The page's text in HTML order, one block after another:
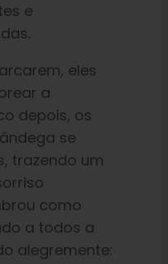
e
eles
a
depois, os
se
trazendo um
como
a todos a
alegremente: